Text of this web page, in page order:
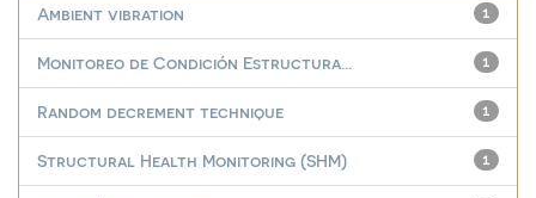
1
Ambient vibration
1
Monitoreo de Condición Estructura...
1
Random decrement technique
1
Structural Health Monitoring (SHM)